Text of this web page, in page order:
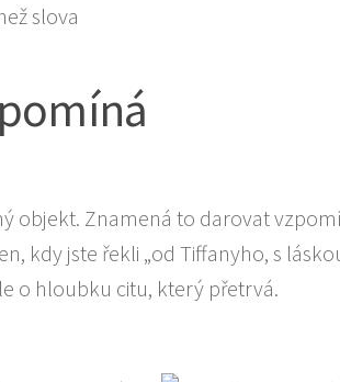
objekt. Znamená to darovat
jste řekli „od Tiffanyho, s
o hloubku citu, který přetrvá.